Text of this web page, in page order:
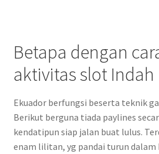
Betapa dengan
aktivitas slot Indah
Ekuador berfungsi beserta teknik
Berikut berguna tiada paylines
kendatipun siap jalan buat lulus.
enam lilitan, yg pandai turun dalam